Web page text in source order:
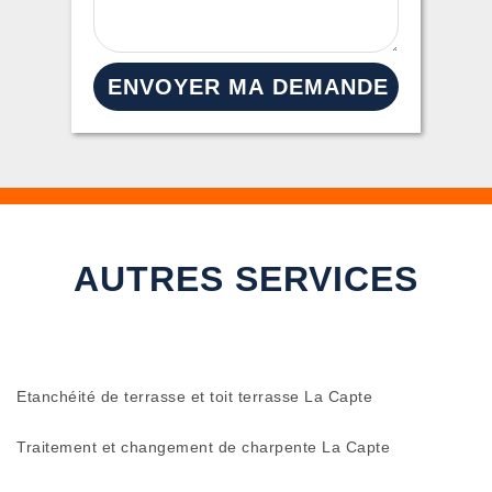
AUTRES SERVICES
Etanchéité de terrasse et toit terrasse La Capte
Traitement et changement de charpente La Capte